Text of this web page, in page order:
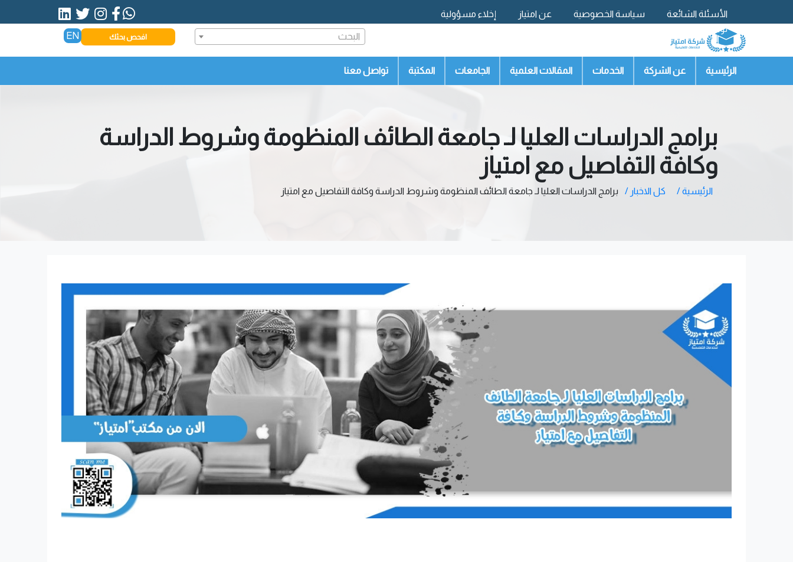
الأسئلة الشائعة سياسة الخصوصية عن امتياز
إخلاء مسؤولية
تواصل معنا
البحث افحص بحثك EN
الرئيسية عن الشركة الخدمات المقالات العلمية الجامعات المكتبة تواصل معنا
برامج الدراسات العليا لـ جامعة الطائف المنظومة وشروط الدراسة
وكافة التفاصيل مع امتياز
الرئيسية / كل الاخبار / برامج الدراسات العليا لـ جامعة الطائف المنظومة وشروط الدراسة وكافة التفاصيل مع امتياز